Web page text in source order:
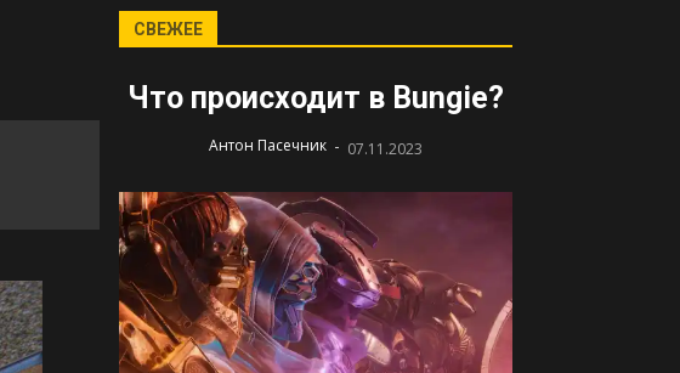
СВЕЖЕЕ
Что происходит в Bungie?
Антон Пасечник - 07.11.2023